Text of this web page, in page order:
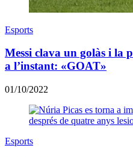
Esports
Messi clava un golàs i la
a l’instant: «GOAT»
01/10/2022
Esports